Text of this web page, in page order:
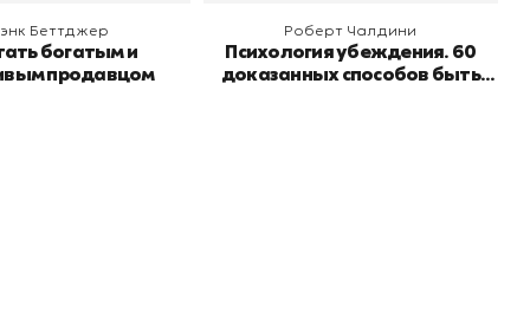
Беттджер
богатым и
продавцом
Роберт Чалдини
Психология убеждения. 60
доказанных способов быть